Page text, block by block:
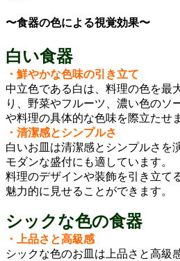
〜食器の色による視覚効果〜
白い食器
・鮮やかな色味の引き立て
中立色である白は、料理の色を最
り、野菜やフルーツ、濃い色のソ
や料理の具体的な色味を際立たせ
・清潔感とシンプルさ
白いお皿は清潔感とシンプルさを
モダンな盛付にも適しています。
料理のデザインや装飾を引き立て
魅力的に見せることができます。
シックな色の食器
・上品さと高級感
シックな色のお皿は上品さと高級